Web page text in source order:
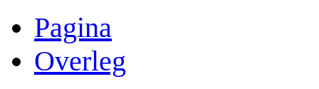
Pagina
Overleg